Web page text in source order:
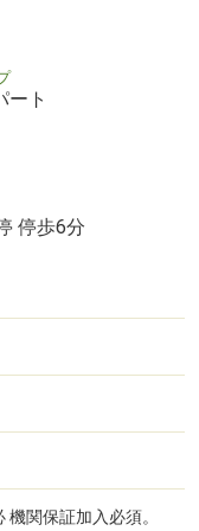
ート
停歩6分
機関保証加入必須。